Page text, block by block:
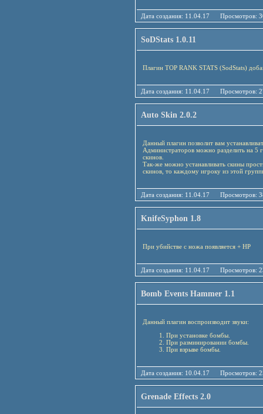
Дата создания: 11.04.17
SoDStats 1.0.11
Плагин TOP RANK STATS (SodStats)
Дата создания: 11.04.17
Auto Skin 2.0.2
Данный плагин позволит вам
Администраторов можно разделить на 5
скинов.
Так-же можно устанавливать скины
скинов, то каждому игроку из этой
Дата создания: 11.04.17
KnifeSyphon 1.8
При убийстве с ножа появляется + HP
Дата создания: 11.04.17
Bomb Events Hammer 1.1
Данный плагин воспроизводит звуки:
При установке бомбы.
При разминировании бомбы.
При взрыве бомбы.
Дата создания: 10.04.17
Grenade Effects 2.0